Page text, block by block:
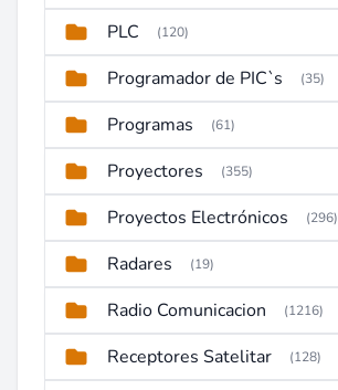
PLC (120)
Programador de PIC`s (35)
Programas (61)
Proyectores (355)
Proyectos Electrónicos (296)
Radares (19)
Radio Comunicacion (1216)
Receptores Satelitar (128)